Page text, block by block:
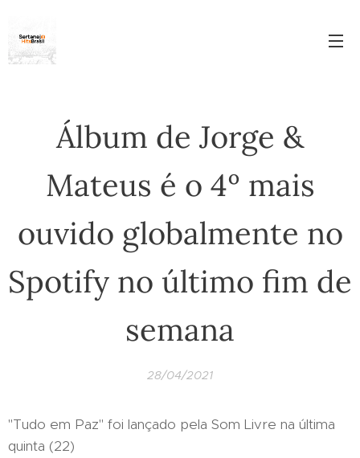
Álbum de Jorge &
Mateus é o 4º mais
ouvido globalmente no
Spotify no último fim de
semana
28/04/2021
"Tudo em Paz" foi lançado pela Som Livre na última
quinta (22)